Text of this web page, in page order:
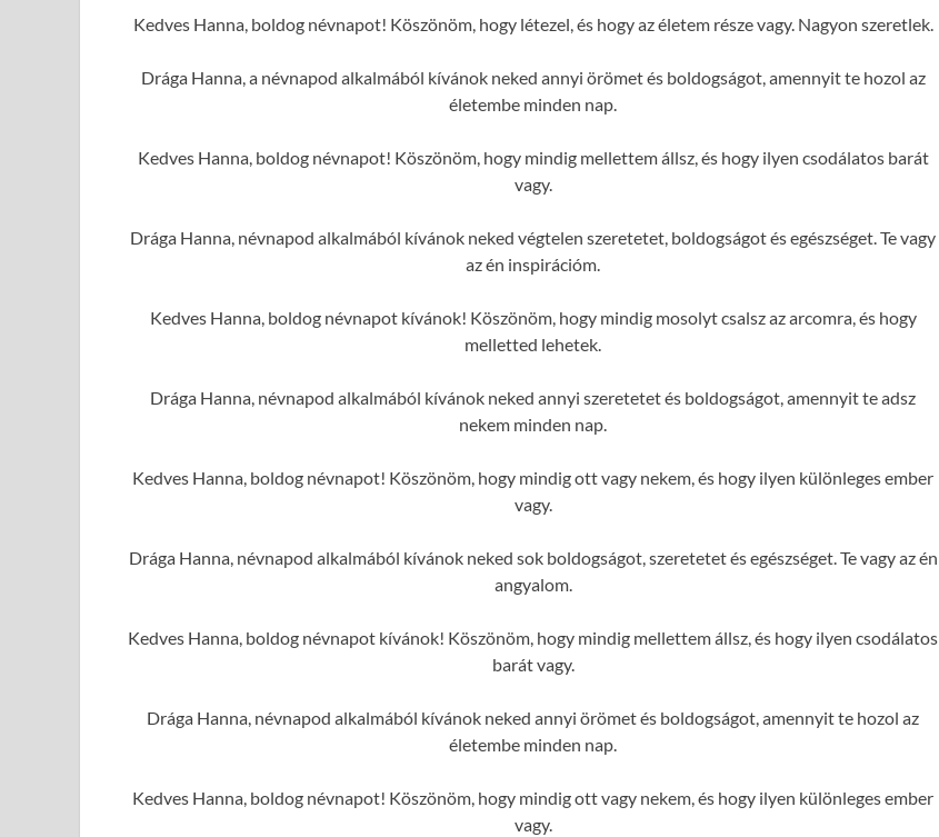
Kedves Hanna, boldog névnapot! Köszönöm, hogy létezel, és hogy az életem része vagy. Nagyon szeretlek.
Drága Hanna, a névnapod alkalmából kívánok neked annyi örömet és boldogságot, amennyit te hozol az
életembe minden nap.
Kedves Hanna, boldog névnapot! Köszönöm, hogy mindig mellettem állsz, és hogy ilyen csodálatos barát
vagy.
Drága Hanna, névnapod alkalmából kívánok neked végtelen szeretetet, boldogságot és egészséget. Te vagy
az én inspirációm.
Kedves Hanna, boldog névnapot kívánok! Köszönöm, hogy mindig mosolyt csalsz az arcomra, és hogy
melletted lehetek.
Drága Hanna, névnapod alkalmából kívánok neked annyi szeretetet és boldogságot, amennyit te adsz
nekem minden nap.
Kedves Hanna, boldog névnapot! Köszönöm, hogy mindig ott vagy nekem, és hogy ilyen különleges ember
vagy.
Drága Hanna, névnapod alkalmából kívánok neked sok boldogságot, szeretetet és egészséget. Te vagy az én
angyalom.
Kedves Hanna, boldog névnapot kívánok! Köszönöm, hogy mindig mellettem állsz, és hogy ilyen csodálatos
barát vagy.
Drága Hanna, névnapod alkalmából kívánok neked annyi örömet és boldogságot, amennyit te hozol az
életembe minden nap.
Kedves Hanna, boldog névnapot! Köszönöm, hogy mindig ott vagy nekem, és hogy ilyen különleges ember
vagy.